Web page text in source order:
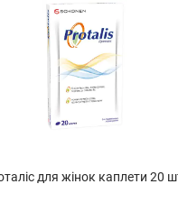
для жінок каплети 20